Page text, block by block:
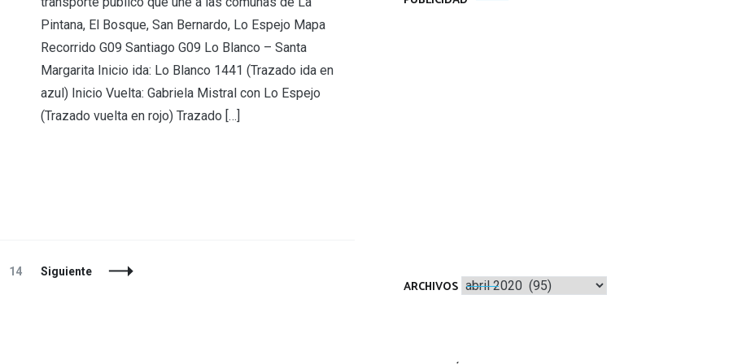
Pintana, El Bosque, San Bernardo, Lo Espejo Mapa
Recorrido G09 Santiago G09 Lo Blanco – Santa
Margarita Inicio ida: Lo Blanco 1441 (Trazado ida en
azul) Inicio Vuelta: Gabriela Mistral con Lo Espejo
(Trazado vuelta en rojo) Trazado […]
Página
14 Siguiente
ARCHIVOS Archivos